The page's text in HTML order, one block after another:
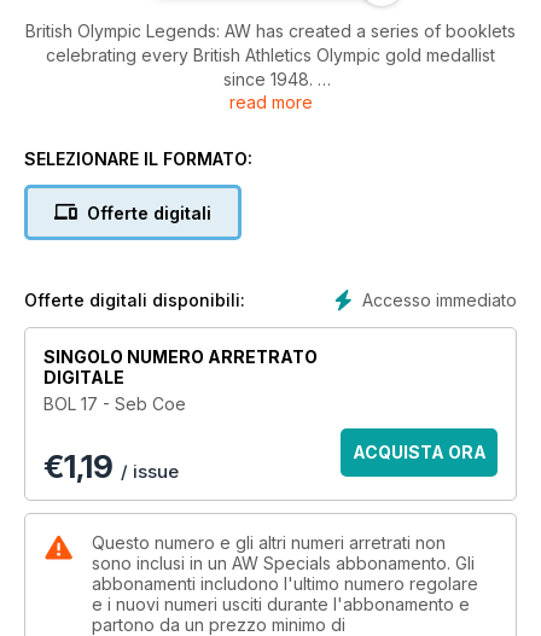
British Olympic Legends: AW has created a series of booklets
celebrating every British Athletics Olympic gold medallist
since 1948.
and stats.
– Daley Thompson, Sally Gunnell, David Hemery, Kelly
Holmes, Ken Matthews, Don Thompson, Ann Packer, Allan
Jonathan Edwards, Denise Lewis, Lynn Davies, Men’s 4x100m
read more
SELEZIONARE IL FORMATO:
Offerte digitali
Accesso immediato
Offerte digitali disponibili:
SINGOLO NUMERO ARRETRATO
DIGITALE
BOL 17 - Seb Coe
€1,19 / issue
ACQUISTA ORA
Questo numero e gli altri numeri arretrati non
sono inclusi in un AW Specials abbonamento. Gli
abbonamenti includono l'ultimo numero regolare
e i nuovi numeri usciti durante l'abbonamento e
partono da un prezzo minimo di